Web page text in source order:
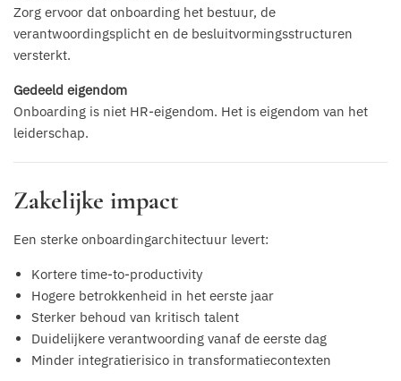
Zorg ervoor dat onboarding het bestuur, de
verantwoordingsplicht en de besluitvormingsstructuren
versterkt.
Gedeeld eigendom
Onboarding is niet HR-eigendom. Het is eigendom van het
leiderschap.
Zakelijke impact
Een sterke onboardingarchitectuur levert:
Kortere time-to-productivity
Hogere betrokkenheid in het eerste jaar
Sterker behoud van kritisch talent
Duidelijkere verantwoording vanaf de eerste dag
Minder integratierisico in transformatiecontexten